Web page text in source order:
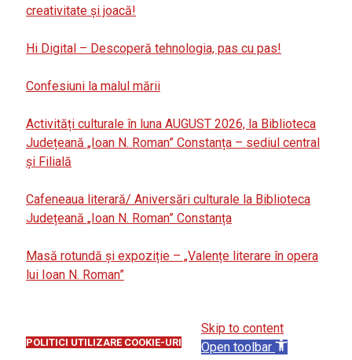
creativitate și joacă!
Hi Digital – Descoperă tehnologia, pas cu pas!
Confesiuni la malul mării
Activități culturale în luna AUGUST 2026, la Biblioteca
Județeană „Ioan N. Roman” Constanța – sediul central
și Filială
Cafeneaua literară/ Aniversări culturale la Biblioteca
Județeană „Ioan N. Roman” Constanța
Masă rotundă și expoziție – „Valențe literare în opera
lui Ioan N. Roman”
POLITICI UTILIZARE COOKIE-URI
Skip to content
Open toolbar